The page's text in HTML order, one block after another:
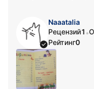
Naaatalia
Рецензий1 •
Рейтинг0